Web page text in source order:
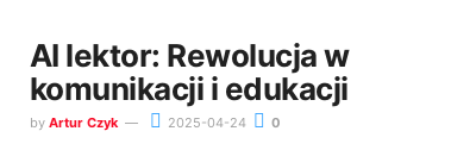
AI lektor: Rewolucja w
komunikacji i edukacji
by Artur Czyk 2025-04-24 0